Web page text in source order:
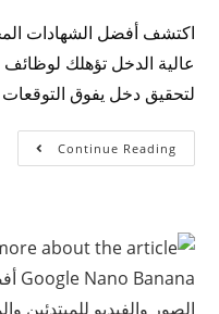
عالية الدخل تؤهلك
لتحقيق دخل يفوق التوقعات
Continue Reading